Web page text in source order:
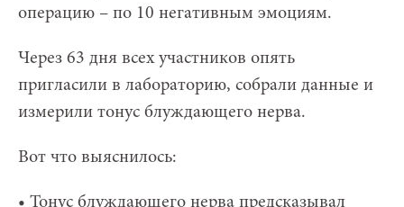
операцию – по 10 негативным эмоциям.
Через 63 дня всех участников опять
пригласили в лабораторию, собрали данные и
измерили тонус блуждающего нерва.
Вот что выяснилось:
• Тонус блуждающего нерва предсказывал